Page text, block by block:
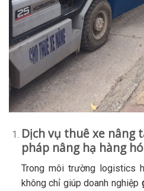
Dịch vụ thuê xe nâng
pháp nâng hạ hàng
Trong môi trường logistics
không chỉ giúp doanh nghiệp